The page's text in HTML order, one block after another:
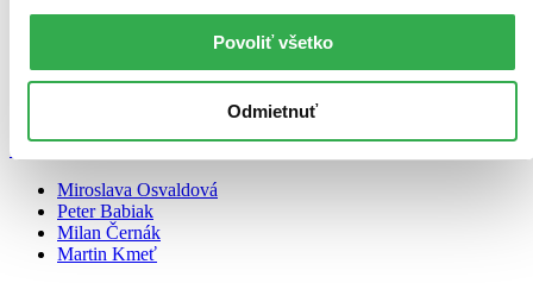
Povoliť všetko
Odmietnuť
Miroslava Osvaldová
Peter Babiak
Milan Černák
Martin Kmeť